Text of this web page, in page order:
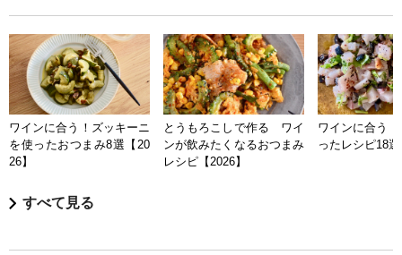
ワインに合う！ズッキーニ
を使ったおつまみ8選【20
26】
とうもろこしで作る ワイ
ンが飲みたくなるおつまみ
レシピ【2026】
ワインに合う
ったレシピ18
すべて見る